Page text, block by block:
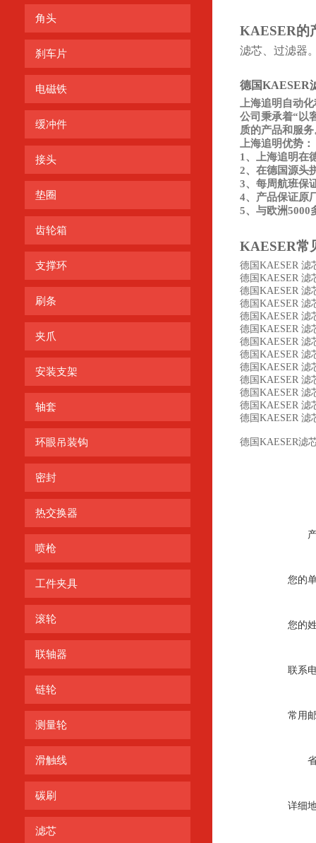
角头
刹车片
电磁铁
缓冲件
接头
垫圈
齿轮箱
支撑环
刷条
夹爪
安装支架
轴套
环眼吊装钩
密封
热交换器
喷枪
工件夹具
滚轮
联轴器
链轮
测量轮
滑触线
碳刷
滤芯
KAESER的
滤芯、过滤器
德国KAESER
上海追明自动
公司秉承着“以
质的产品和服
上海追明优势：
1、上海追明在
2、在德国源头
3、每周航班保
4、产品保证原
5、与欧洲5000
KAESER常
德国KAESER 滤
德国KAESER 滤
德国KAESER 滤
德国KAESER 滤
德国KAESER 滤
德国KAESER 滤
德国KAESER 滤
德国KAESER 滤
德国KAESER 滤
德国KAESER 滤
德国KAESER 滤
德国KAESER 滤
德国KAESER 滤
德国KAESER滤
您的
您的
联系
常用
详细